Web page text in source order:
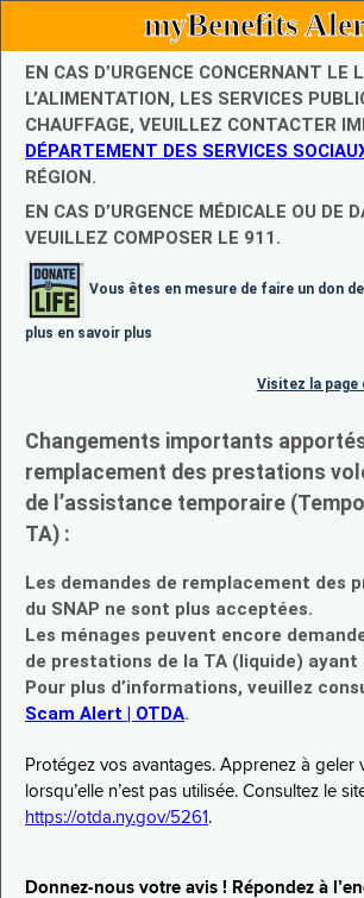
myBenefits
EN CAS D’URGENCE CONCERNANT LE
L’ALIMENTATION, LES SERVICES
CHAUFFAGE, VEUILLEZ CONTACTER
DÉPARTEMENT DES SERVICES
RÉGION.
EN CAS D’URGENCE MÉDICALE OU DE
VEUILLEZ COMPOSER LE 911.
Vous êtes en mesure de faire un don
plus en savoir plus
Visitez la page
Changements importants
remplacement des prestations
de l’assistance temporaire
TA) :
Les demandes de remplacement des
du SNAP ne sont plus acceptées.
Les ménages peuvent encore
de prestations de la TA (liquide) ayant
Pour plus d’informations, veuillez
Scam Alert | OTDA.
Protégez vos avantages. Apprenez à geler
lorsqu’elle n’est pas utilisée. Consultez le
https://otda.ny.gov/5261 .
Donnez-nous votre avis ! Répondez à